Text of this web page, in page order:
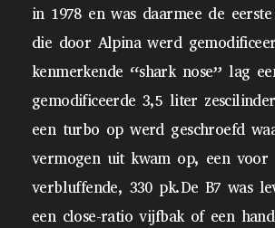
in 1978 en was daarmee de
die door Alpina werd
kenmerkende “shark nose” lag
gemodificeerde 3,5 liter
een turbo op werd geschroefd
vermogen uit kwam op, een
verbluffende, 330 pk.De B7 was
een close-ratio vijfbak of een